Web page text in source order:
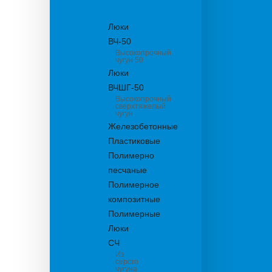
Люки
ВЧ-50
Высокопрочный
чугун 50
Люки
ВЧШГ-50
Высокопрочный
сверхтяжелый
чугун
Железобетонные
Пластиковые
Полимерно
песчаные
Полимерное
композитные
Полимерные
Люки
СЧ
Из
серого
чугуна